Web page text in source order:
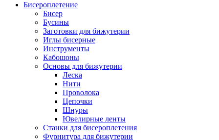
Бисероплетение
Бисер
Бусины
Заготовки для бижутерии
Иглы бисерные
Инструменты
Кабошоны
Основы для бижутерии
Леска
Нити
Проволока
Цепочки
Шнуры
Ювелирные ленты
Станки для бисероплетения
Фурнитура для бижутерии